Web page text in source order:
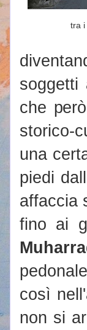
tra i
soggetti
che
storico-
una
piedi
affaccia
fino ai
così
non si